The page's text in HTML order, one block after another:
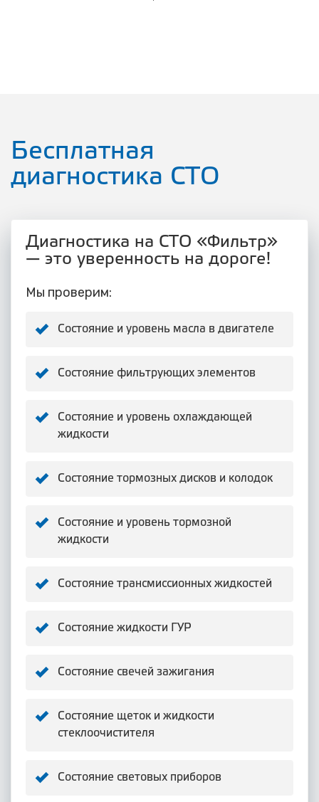
Бесплатная
диагностика СТО
Диагностика на СТО «Фильтр»
— это уверенность на дороге!
Мы проверим:
Состояние и уровень масла в двигателе
Состояние фильтрующих элементов
Состояние и уровень охлаждающей
жидкости
Состояние тормозных дисков и колодок
Состояние и уровень тормозной
жидкости
Состояние трансмиссионных жидкостей
Состояние жидкости ГУР
Состояние свечей зажигания
Состояние щеток и жидкости
стеклоочистителя
Состояние световых приборов